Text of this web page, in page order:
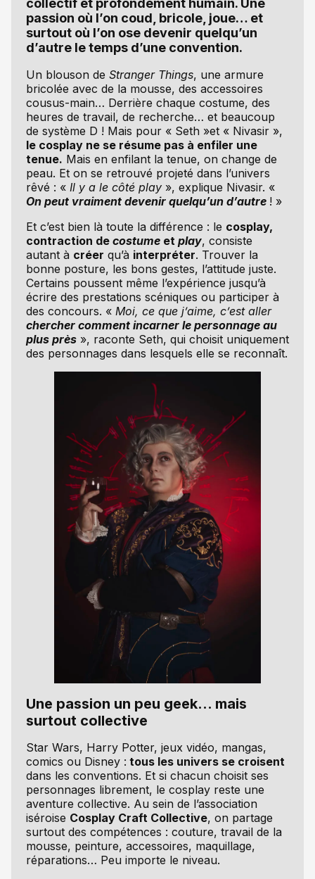
collectif et profondément humain. Une
passion où l’on coud, bricole, joue… et
surtout où l’on ose devenir quelqu’un
d’autre le temps d’une convention.
Un blouson de Stranger Things, une armure
bricolée avec de la mousse, des accessoires
cousus-main… Derrière chaque costume, des
heures de travail, de recherche… et beaucoup
de système D ! Mais pour « Seth »et « Nivasir »,
le cosplay ne se résume pas à enfiler une
tenue. Mais en enfilant la tenue, on change de
peau. Et on se retrouvé projeté dans l’univers
rêvé : «Il y a le côté play », explique Nivasir. «
On peut vraiment devenir quelqu’un d’autre ! »
Et c’est bien là toute la différence : le cosplay,
contraction de costumeet play, consiste
autant à créer qu’à interpréter. Trouver la
bonne posture, les bons gestes, l’attitude juste.
Certains poussent même l’expérience jusqu’à
écrire des prestations scéniques ou participer à
des concours. « Moi, ce que j’aime, c’est aller
chercher comment incarner le personnage au
plus près », raconte Seth, qui choisit uniquement
des personnages dans lesquels elle se reconnaît.
Une passion un peu geek… mais
surtout collective
Star Wars, Harry Potter, jeux vidéo, mangas,
comics ou Disney : tous les univers se croisent
dans les conventions. Et si chacun choisit ses
personnages librement, le cosplay reste une
aventure collective. Au sein de l’association
iséroise Cosplay Craft Collective, on partage
surtout des compétences : couture, travail de la
mousse, peinture, accessoires, maquillage,
réparations… Peu importe le niveau.